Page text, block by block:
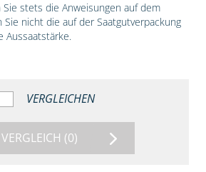
stets die Anweisungen auf dem
nicht die auf der Saatgutverpackung
Aussaatstärke.
VERGLEICHEN
(0)